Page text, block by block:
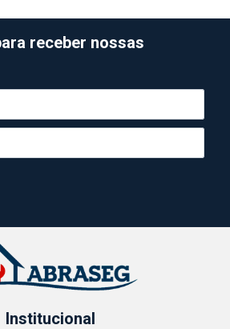
receber nossas
Institucional